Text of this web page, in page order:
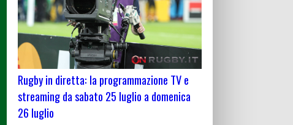
Rugby in diretta: la programmazione TV e
streaming da sabato 25 luglio a domenica
26 luglio